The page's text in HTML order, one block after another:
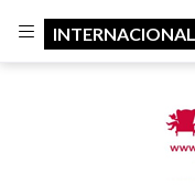
INTERNACIONAL